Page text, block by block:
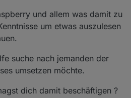
und allem was damit zu
um etwas auszulesen
suche nach jemanden der
umsetzen möchte.
dich damit beschäftigen ?